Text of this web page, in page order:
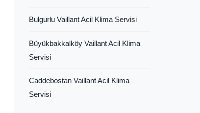
Bulgurlu Vaillant Acil Klima Servisi
Büyükbakkalköy Vaillant Acil Klima
Servisi
Caddebostan Vaillant Acil Klima
Servisi